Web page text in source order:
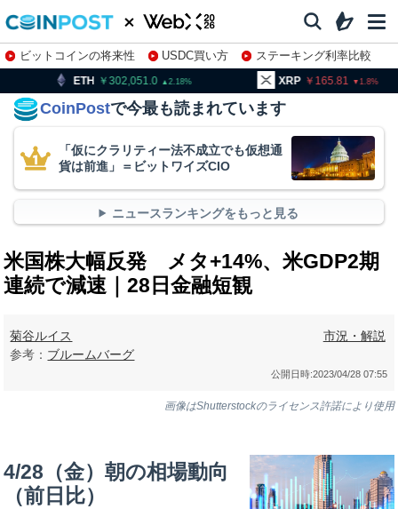
ビットコインの将来性 USDC買い方
ステーキング利率比較
株特集・関連銘柄
2.18 XRP 1.8 BNB
CoinPostで今最も読まれています
「仮にクラリティー法不成立でも仮想通
貨は前進」＝ビットワイズCIO
ニュースランキングをもっと見る
米国株大幅反発 メタ+14%、米GDP2期
連続で減速｜28日金融短観
菊谷ルイス
参考： ブルームバーグ
市況・解説
公開日時:2023/04/28 07:55
画像はShutterstockのライセンス許諾により使用
4/28（金）朝の相場動向
（前日比）